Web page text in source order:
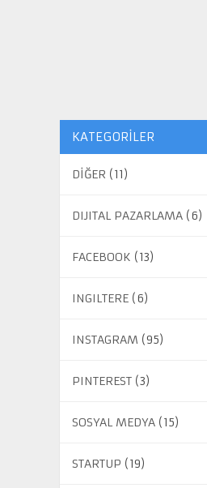
KATEGORILER
DİĞER (11)
DIJITAL PAZARLAMA(6)
FACEBOOK (13)
INGILTERE(6)
INSTAGRAM (95)
PINTEREST(3)
SOSYAL MEDYA(15)
STARTUP (19)